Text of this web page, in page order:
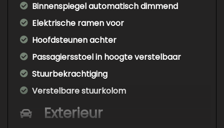
Binnenspiegel automatisch dimmend
Elektrische ramen voor
Hoofdsteunen achter
Passagiersstoel in hoogte verstelbaar
Stuurbekrachtiging
Verstelbare stuurkolom
Exterieur